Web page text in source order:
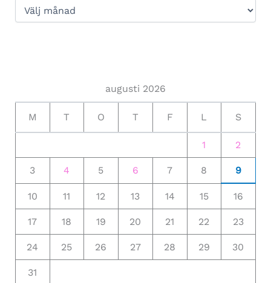
augusti 2026
M T O T F L S
1 2
3 4 5 6 7 8 9
10 11 12 13 14 15 16
17 18 19 20 21 22 23
24 25 26 27 28 29 30
31